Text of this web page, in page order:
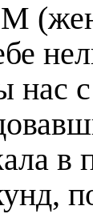
нас
в